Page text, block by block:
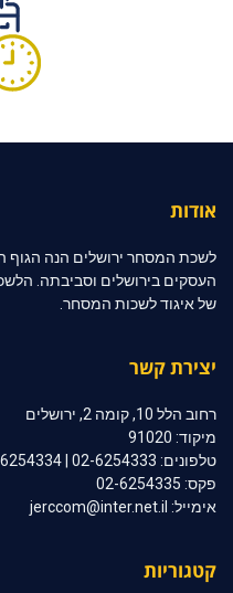
אודות
לשכת המסחר ירושלים הנה הגוף
העסקים בירושלים וסביבתה.
של איגוד לשכות המסחר.
יצירת קשר
רחוב הלל 10, קומה 2, ירושלים
מיקוד: 91020
טלפונים: 02-6254333 | 02-6254334
פקס: 02-6254335
אימייל: jerccom@inter.net.il
קטגוריות